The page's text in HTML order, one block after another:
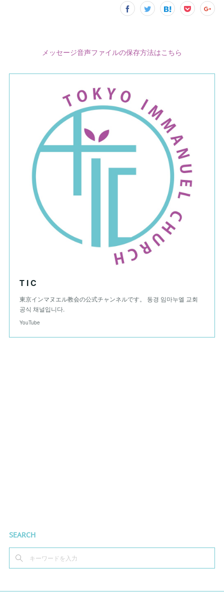
メッセージ音声ファイルの保存方法はこちら
T I C
東京インマヌエル教会の公式チャンネルです。 동경 임마누엘 교회
공식 채널입니다.
YouTube
SEARCH